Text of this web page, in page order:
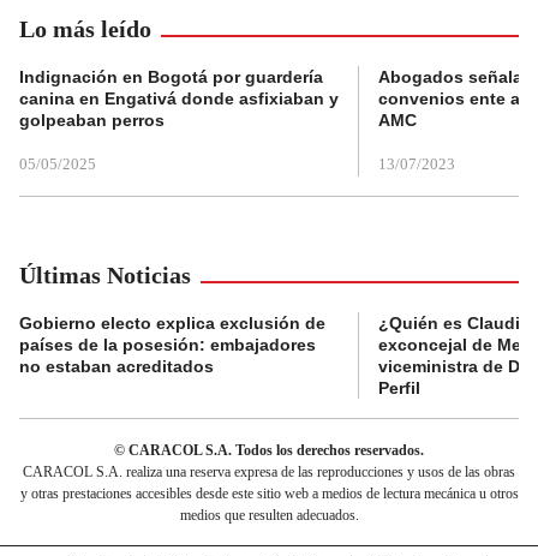
Lo más leído
Indignación en Bogotá por guardería
canina en Engativá donde asfixiaban y
golpeaban perros
05/05/2025
Abogados
convenios ente
AMC
13/07/2023
Últimas Noticias
Gobierno electo explica exclusión de
países de la posesión: embajadores
no estaban acreditados
¿Quién es Claudia
exconcejal de
viceministra de
Perfil
© CARACOL S.A. Todos los derechos reservados.
CARACOL S.A. realiza una reserva expresa de las reproducciones y usos de las obras
y otras prestaciones accesibles desde este sitio web a medios de lectura mecánica u otros
medios que resulten adecuados.